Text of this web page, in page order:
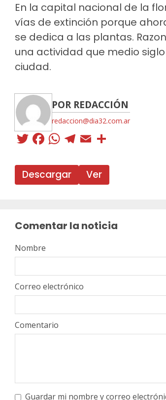
En la capital nacional de la
vías de extinción porque
se dedica a las plantas.
una actividad que medio
ciudad.
POR REDACCIÓN
redaccion@dia32.com.ar
Twitter
Facebook
WhatsApp
Telegram
Email
Descargar Ver
Comentar la noticia
Comentario
Nombre
Correo electrónico
Guardar mi nombre y correo